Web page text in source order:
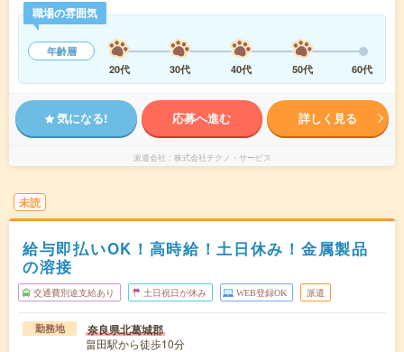
職場の雰囲気
年齢層
20代
30代 40代 50代 60代
気になる! 応募へ進む 詳しく見る
派遣会社 株式会社テクノ・サービス
未読
給与即払いOK！高時給！土日休み！金属製品
の溶接
交通費別途支給あり 土日祝日が休み WEB登録OK 派遣
勤務地 奈良県北葛城郡
畠田駅から徒歩10分